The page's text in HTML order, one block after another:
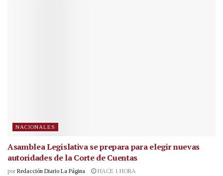
NACIONALES
Asamblea Legislativa se prepara para elegir nuevas
autoridades de la Corte de Cuentas
por Redacción Diario La Página HACE 1 HORA